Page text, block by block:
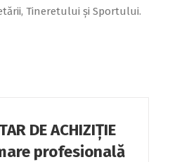
Tineretului și Sportului.
DE ACHIZIŢIE
profesională